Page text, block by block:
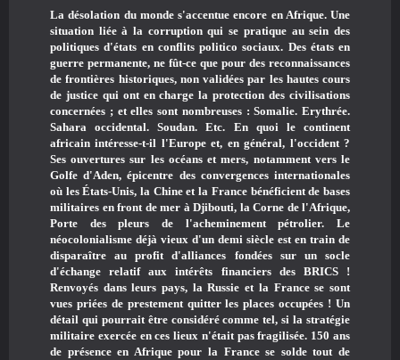
La désolation du monde s'accentue encore en Afrique. Une
situation liée à la corruption qui se pratique au sein des
politiques d'états en conflits politico sociaux. Des états en
guerre permanente, ne fût-ce que pour des reconnaissances
de frontières historiques, non validées par les hautes cours
de justice qui ont en charge la protection des civilisations
concernées ; et elles sont nombreuses : Somalie. Erythrée.
Sahara occidental. Soudan. Etc. En quoi le continent
africain intéresse-t-il l'Europe et, en général, l'occident ?
Ses ouvertures sur les océans et mers, notamment vers le
Golfe d'Aden, épicentre des convergences internationales
où les États-Unis, la Chine et la France bénéficient de bases
militaires en front de mer à Djibouti, la Corne de l'Afrique,
Porte des pleurs de l'acheminement pétrolier. Le
néocolonialisme déjà vieux d'un demi siècle est en train de
disparaître au profit d'alliances fondées sur un socle
d'échange relatif aux intérêts financiers des BRICS !
Renvoyés dans leurs pays, la Russie et la France se sont
vues priées de prestement quitter les places occupées ! Un
détail qui pourrait être considéré comme tel, si la stratégie
militaire exercée en ces lieux n'était pas fragilisée. 150 ans
de présence en Afrique pour la France se solde tout de